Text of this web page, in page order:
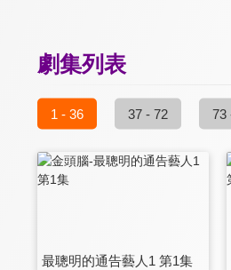
劇集列表
1 - 36 37 - 72 73
最聰明的通告藝人1 第1集